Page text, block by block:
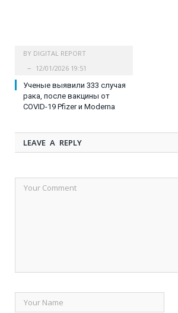
BY DIGITAL REPORT
12/01/2026 19:51
Ученые выявили 333 случая
рака, после вакцины от
COVID-19 Pfizer и Moderna
LEAVE A REPLY